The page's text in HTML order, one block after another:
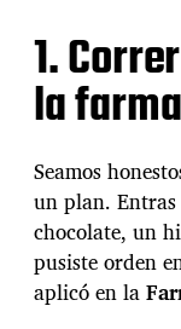
1.
la
Seamos
un plan.
chocolate, un
pusiste orden
aplicó en la